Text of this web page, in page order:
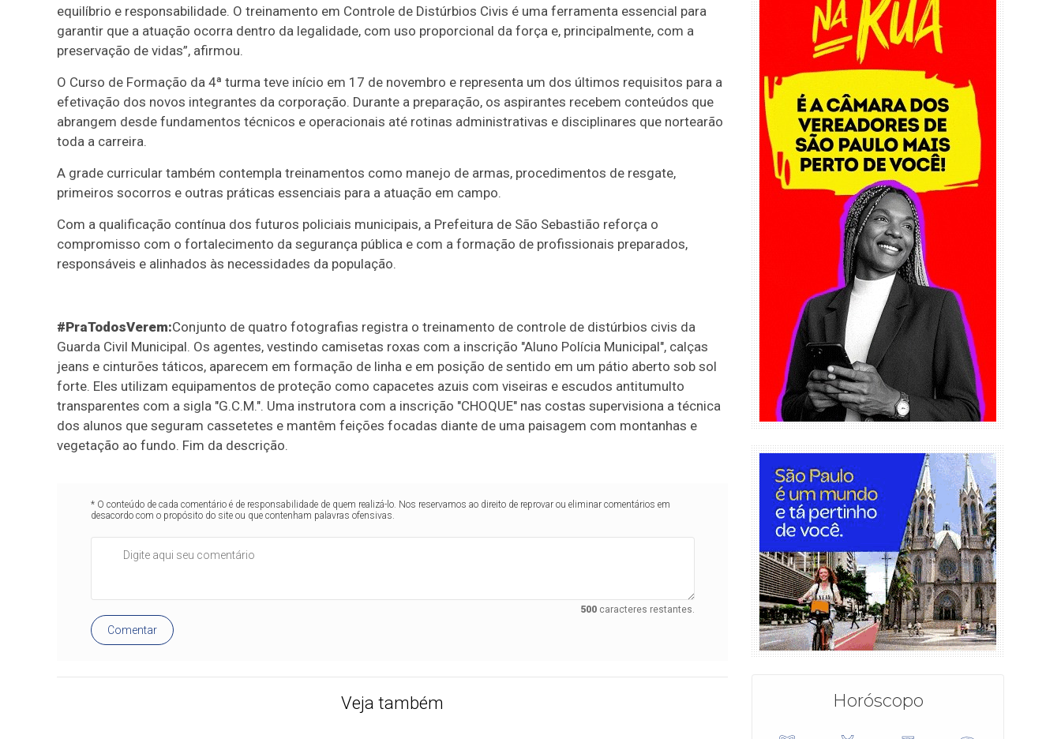
equilíbrio e responsabilidade. O treinamento em Controle de Distúrbios Civis é uma ferramenta essencial para
garantir que a atuação ocorra dentro da legalidade, com uso proporcional da força e, principalmente, com a
preservação de vidas”, afirmou.
O Curso de Formação da 4ª turma teve início em 17 de novembro e representa um dos últimos requisitos para a
efetivação dos novos integrantes da corporação. Durante a preparação, os aspirantes recebem conteúdos que
abrangem desde fundamentos técnicos e operacionais até rotinas administrativas e disciplinares que nortearão
toda a carreira.
A grade curricular também contempla treinamentos como manejo de armas, procedimentos de resgate,
primeiros socorros e outras práticas essenciais para a atuação em campo.
Com a qualificação contínua dos futuros policiais municipais, a Prefeitura de São Sebastião reforça o
compromisso com o fortalecimento da segurança pública e com a formação de profissionais preparados,
responsáveis e alinhados às necessidades da população.
#PraTodosVerem:Conjunto de quatro fotografias registra o treinamento de controle de distúrbios civis da
Guarda Civil Municipal. Os agentes, vestindo camisetas roxas com a inscrição "Aluno Polícia Municipal", calças
jeans e cinturões táticos, aparecem em formação de linha e em posição de sentido em um pátio aberto sob sol
forte. Eles utilizam equipamentos de proteção como capacetes azuis com viseiras e escudos antitumulto
transparentes com a sigla "G.C.M.". Uma instrutora com a inscrição "CHOQUE" nas costas supervisiona a técnica
dos alunos que seguram cassetetes e mantêm feições focadas diante de uma paisagem com montanhas e
vegetação ao fundo. Fim da descrição.
* O conteúdo de cada comentário é de responsabilidade de quem realizá-lo. Nos reservamos ao direito de reprovar ou eliminar comentários em
desacordo com o propósito do site ou que contenham palavras ofensivas.
500caracteres restantes.
Comentar
Veja também Horóscopo